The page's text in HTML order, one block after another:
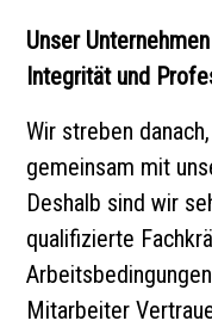
Unser
Integrität und
Wir streben
gemeinsam mit
Deshalb sind wir
qualifizierte
Mitarbeiter